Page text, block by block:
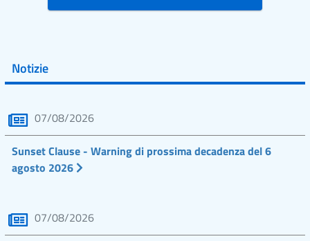
Notizie
07/08/2026
Sunset Clause - Warning di prossima decadenza del 6
agosto 2026
07/08/2026